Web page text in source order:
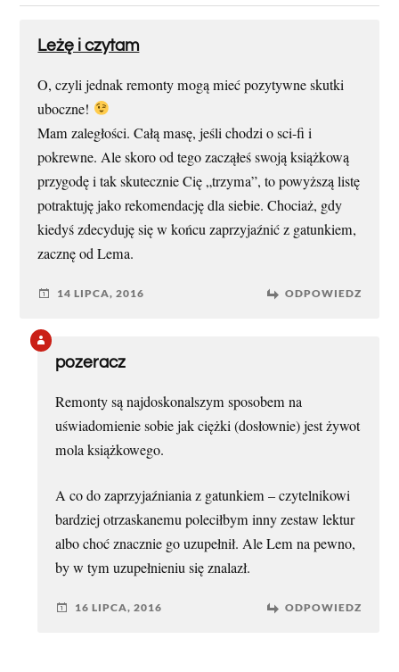
Leżę i czytam
O, czyli jednak remonty mogą mieć pozytywne skutki
uboczne!
Mam zaległości. Całą masę, jeśli chodzi o sci-fi i
pokrewne. Ale skoro od tego zacząłeś swoją książkową
przygodę i tak skutecznie Cię „trzyma”, to powyższą listę
potraktuję jako rekomendację dla siebie. Chociaż, gdy
kiedyś zdecyduję się w końcu zaprzyjaźnić z gatunkiem,
zacznę od Lema.
14 LIPCA, 2016 ODPOWIEDZ
pozeracz
Remonty są najdoskonalszym sposobem na
uświadomienie sobie jak ciężki (dosłownie) jest żywot
mola książkowego.
A co do zaprzyjaźniania z gatunkiem – czytelnikowi
bardziej otrzaskanemu poleciłbym inny zestaw lektur
albo choć znacznie go uzupełnił. Ale Lem na pewno,
by w tym uzupełnieniu się znalazł.
16 LIPCA, 2016 ODPOWIEDZ